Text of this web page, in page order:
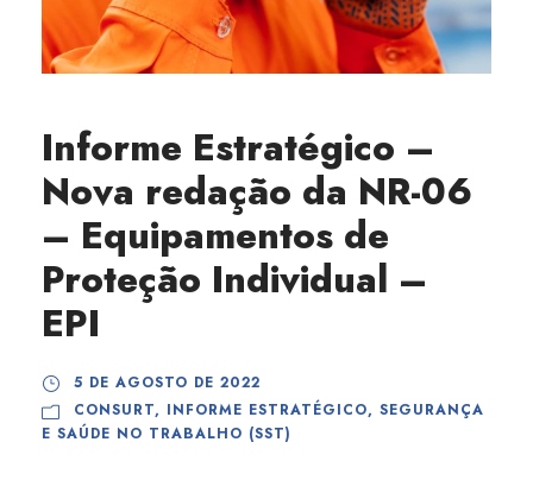
Informe Estratégico –
Nova redação da NR-06
– Equipamentos de
Proteção Individual –
EPI
5 DE AGOSTO DE 2022
CONSURT, INFORME ESTRATÉGICO, SEGURANÇA
E SAÚDE NO TRABALHO (SST)